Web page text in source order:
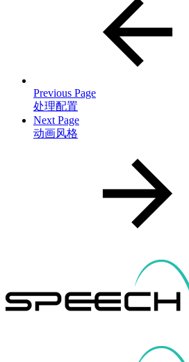
Previous Page
处理配置
Next Page
动画风格